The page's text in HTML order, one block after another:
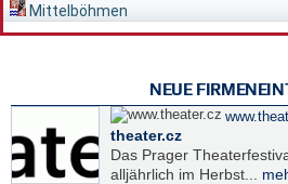
Mittelböhmen
NEUE
theater.cz
Das Prager
alljährlich im Herbst...